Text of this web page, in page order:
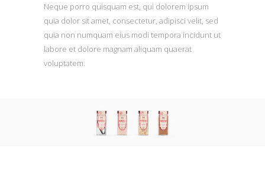
Neque porro quisquam est, qui dolorem ipsum
quia dolor sit amet, consectetur, adipisci velit, sed
quia non numquam eius modi tempora incidunt ut
labore et dolore magnam aliquam quaerat
voluptatem.